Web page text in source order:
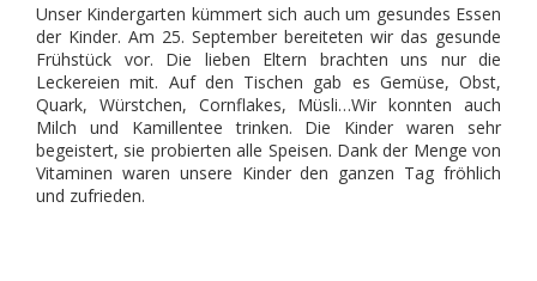
Unser Kindergarten kümmert sich auch um gesundes Essen
der Kinder. Am 25. September bereiteten wir das gesunde
Frühstück vor. Die lieben Eltern brachten uns nur die
Leckereien mit. Auf den Tischen gab es Gemüse, Obst,
Quark, Würstchen, Cornflakes, Müsli…Wir konnten auch
Milch und Kamillentee trinken. Die Kinder waren sehr
begeistert, sie probierten alle Speisen. Dank der Menge von
Vitaminen waren unsere Kinder den ganzen Tag fröhlich
und zufrieden.